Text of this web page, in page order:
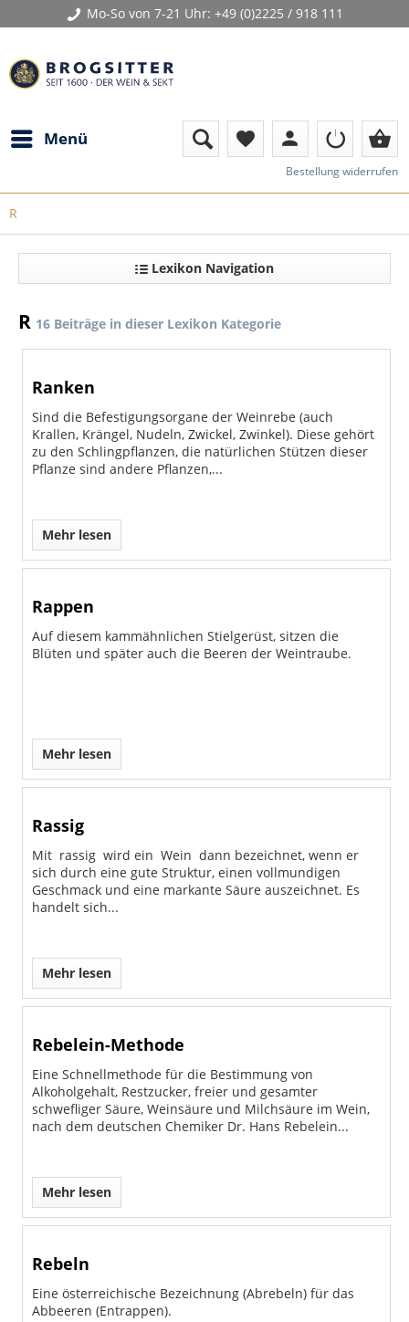
Mo-So von 7-21 Uhr: +49 (0)2225 / 918 111
Menü favorite person shopping_basket
Bestellung widerrufen
R
Lexikon Navigation
R 16 Beiträge in dieser Lexikon Kategorie
Ranken
Sind die Befestigungsorgane der Weinrebe (auch
Krallen, Krängel, Nudeln, Zwickel, Zwinkel). Diese gehört
zu den Schlingpflanzen, die natürlichen Stützen dieser
Pflanze sind andere Pflanzen,...
Mehr lesen
Rappen
Auf diesem kammähnlichen Stielgerüst, sitzen die
Blüten und später auch die Beeren der Weintraube.
Mehr lesen
Rassig
Mit rassig wird ein Wein dann bezeichnet, wenn er
sich durch eine gute Struktur, einen vollmundigen
Geschmack und eine markante Säure auszeichnet. Es
handelt sich...
Mehr lesen
Rebelein-Methode
Eine Schnellmethode für die Bestimmung von
Alkoholgehalt, Restzucker, freier und gesamter
schwefliger Säure, Weinsäure und Milchsäure im Wein,
nach dem deutschen Chemiker Dr. Hans Rebelein...
Mehr lesen
Rebeln
Eine österreichische Bezeichnung (Abrebeln) für das
Abbeeren (Entrappen).